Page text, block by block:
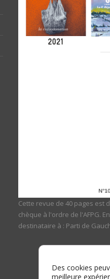
Cette revue de 40 pages est
chèque à l'ordre de l'AFPG.
destinataire à : Parti de
Des cookies
meilleure